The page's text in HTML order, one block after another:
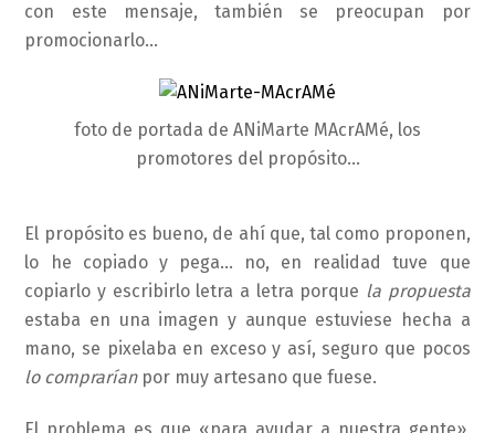
con este mensaje, también se preocupan por
promocionarlo…
foto de portada de ANiMarte MAcrAMé, los
promotores del propósito…
El propósito es bueno, de ahí que, tal como proponen,
lo he copiado y pega… no, en realidad tuve que
copiarlo y escribirlo letra a letra porque la propuesta
estaba en una imagen y aunque estuviese hecha a
mano, se pixelaba en exceso y así, seguro que pocos
lo compraríanpor muy artesano que fuese.